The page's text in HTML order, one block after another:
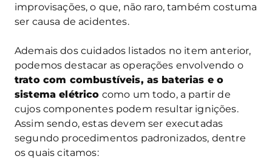
improvisações, o que, não raro, também costuma
ser causa de acidentes.
Ademais dos cuidados listados no item anterior,
podemos destacar as operações envolvendo o
trato com combustíveis, as baterias e o
sistema elétrico como um todo, a partir de
cujos componentes podem resultar ignições.
Assim sendo, estas devem ser executadas
segundo procedimentos padronizados, dentre
os quais citamos: